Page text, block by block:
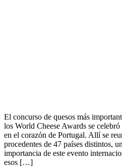
El concurso de quesos más
los World Cheese Awards se
en el corazón de Portugal. Allí se
procedentes de 47 países distintos,
importancia de este evento
esos […]